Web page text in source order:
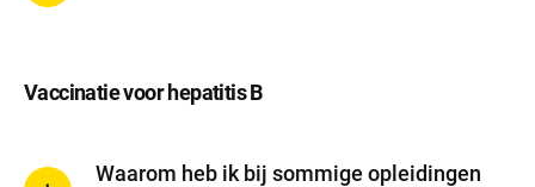
Vaccinatie voor hepatitis B
Waarom heb ik bij sommige opleidingen